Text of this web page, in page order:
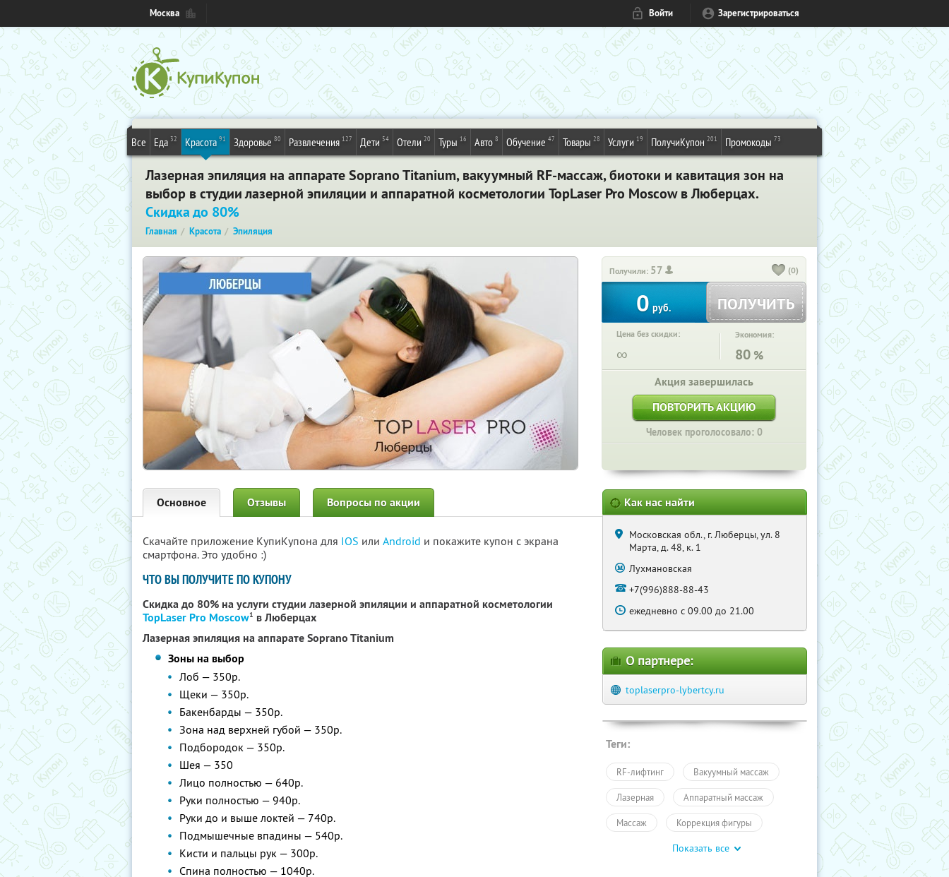
Москва Войти Зарегистрироваться
Все Еда 32 Красота 91 Здоровье 80 Развлечения 127 Дети 54 Отели 20 Туры 16 Авто 8 Обучение 47 Товары 28 Услуги 19 ПолучиКупон 201 Промокоды 73
Лазерная эпиляция на аппарате Soprano Titanium, вакуумный RF-массаж, биотоки и кавитация зон на
выбор в студии лазерной эпиляции и аппаратной косметологии TopLaser Pro Moscow в Люберцах.
Скидка до 80%
Главная Красота Эпиляция
Получили: 57 (0)
0 руб. ПОЛУЧИТЬ
Цена без скидки:
∞
Экономия:
80 %
Акция завершилась
ПОВТОРИТЬ АКЦИЮ
Человек проголосовало: 0
Основное Отзывы Вопросы по акции
Скачайте приложение КупиКупона для IOS или Android и покажите купон с экрана
смартфона. Это удобно :)
ЧТО ВЫ ПОЛУЧИТЕ ПО КУПОНУ
Скидка до 80% на услуги студии лазерной эпиляции и аппаратной косметологии
TopLaser Pro Moscow1 в Люберцах
Лазерная эпиляция на аппарате Soprano Titanium
Зоны на выбор
Лоб — 350р.
Щеки — 350р.
Бакенбарды — 350р.
Зона над верхней губой — 350р.
Подбородок — 350р.
Шея — 350
Лицо полностью — 640р.
Руки полностью — 940р.
Руки до и выше локтей — 740р.
Подмышечные впадины — 540р.
Кисти и пальцы рук — 300р.
Спина полностью — 1040р.
Как нас найти
Московская обл., г. Люберцы, ул. 8
Марта, д. 48, к. 1
Лухмановская
+7(996)888-88-43
ежедневно с 09.00 до 21.00
О партнере:
toplaserpro-lybertcy.ru
Теги:
RF-лифтинг Вакуумный массаж
Лазерная Аппаратный массаж
Массаж Коррекция фигуры
Красота
Показать все